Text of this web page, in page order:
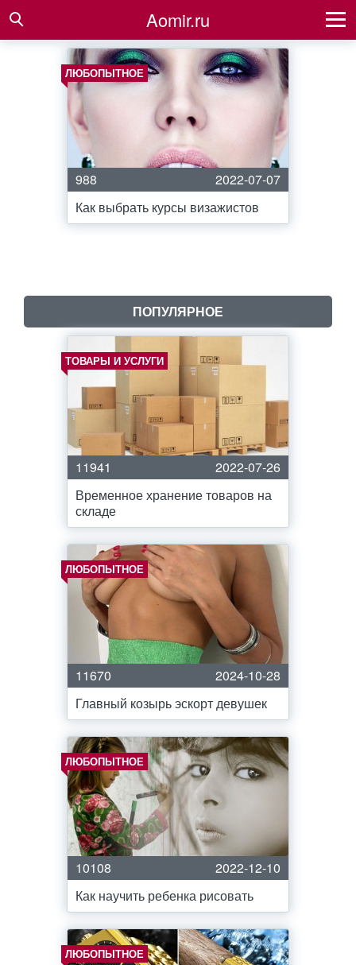
Aomir.ru
ЛЮБОПЫТНОЕ
988
2022-07-07
Как выбрать курсы визажистов
ПОПУЛЯРНОЕ
ТОВАРЫ И УСЛУГИ
11941
2022-07-26
Временное хранение товаров на
складе
ЛЮБОПЫТНОЕ
11670
2024-10-28
Главный козырь эскорт девушек
ЛЮБОПЫТНОЕ
10108
2022-12-10
Как научить ребенка рисовать
ЛЮБОПЫТНОЕ